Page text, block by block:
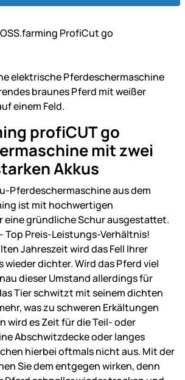
profiCUT go
mit zwei
Akkus
Pferdeschermaschine aus dem
ist mit hochwertigen
eine gründliche Schur ausgestattet.
Top Preis-Leistungs-Verhältnis!
Jahreszeit wird das Fell Ihrer
wieder dichter. Wird das Pferd viel
dieser Umstand allerdings für
Tier schwitzt mit seinem dichten
was zu schweren Erkältungen
wird es Zeit für die Teil- oder
Abschwitzdecke oder langes
hierbei oftmals nicht aus. Mit der
Sie dem entgegen wirken, denn